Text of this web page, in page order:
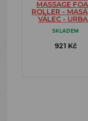
MASSAGE
ROLLER -
VÁLEC -
SKLADEM
921 Kč